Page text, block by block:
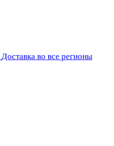
Доставка во все регионы